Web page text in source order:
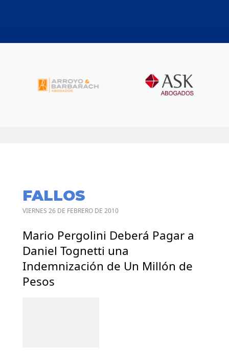
FALLOS
VIERNES 26 DE FEBRERO DE 2010
Mario Pergolini Deberá Pagar a
Daniel Tognetti una
Indemnización de Un Millón de
Pesos